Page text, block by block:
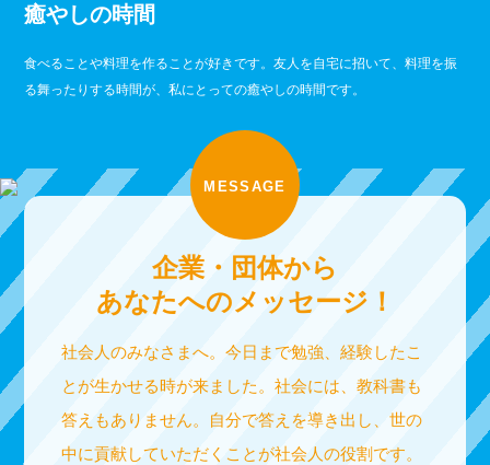
癒やしの時間
食べることや料理を作ることが好きです。友人を自宅に招いて、料理を振
る舞ったりする時間が、私にとっての癒やしの時間です。
MESSAGE
企業・団体から
あなたへのメッセージ！
社会人のみなさまへ。今日まで勉強、経験したこ
とが生かせる時が来ました。社会には、教科書も
答えもありません。自分で答えを導き出し、世の
中に貢献していただくことが社会人の役割です。